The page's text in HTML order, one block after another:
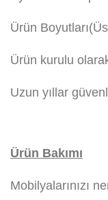
Ürün
Ürün kurulu
Uzun yıllar
Ürün Bakımı
Mobilyalarınızı